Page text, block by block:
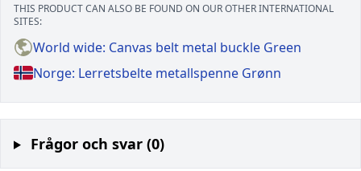
THIS PRODUCT CAN ALSO BE FOUND ON OUR OTHER INTERNATIONAL
SITES:
World wide: Canvas belt metal buckle Green
Norge: Lerretsbelte metallspenne Grønn
Frågor och svar (0)